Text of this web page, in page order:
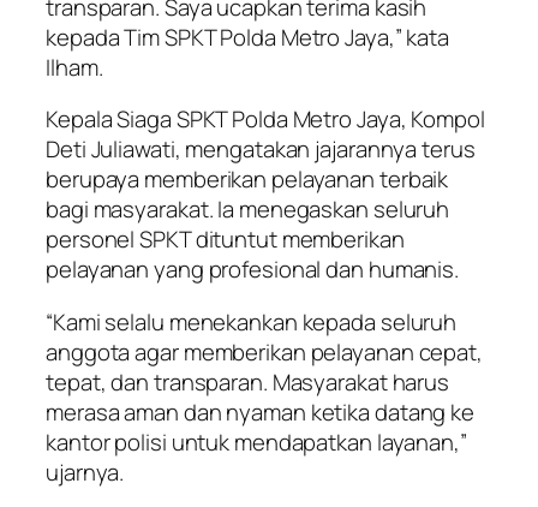
transparan. Saya ucapkan terima kasih
kepada Tim SPKT Polda Metro Jaya,” kata
Ilham.
Kepala Siaga SPKT Polda Metro Jaya, Kompol
Deti Juliawati, mengatakan jajarannya terus
berupaya memberikan pelayanan terbaik
bagi masyarakat. Ia menegaskan seluruh
personel SPKT dituntut memberikan
pelayanan yang profesional dan humanis.
“Kami selalu menekankan kepada seluruh
anggota agar memberikan pelayanan cepat,
tepat, dan transparan. Masyarakat harus
merasa aman dan nyaman ketika datang ke
kantor polisi untuk mendapatkan layanan,”
ujarnya.